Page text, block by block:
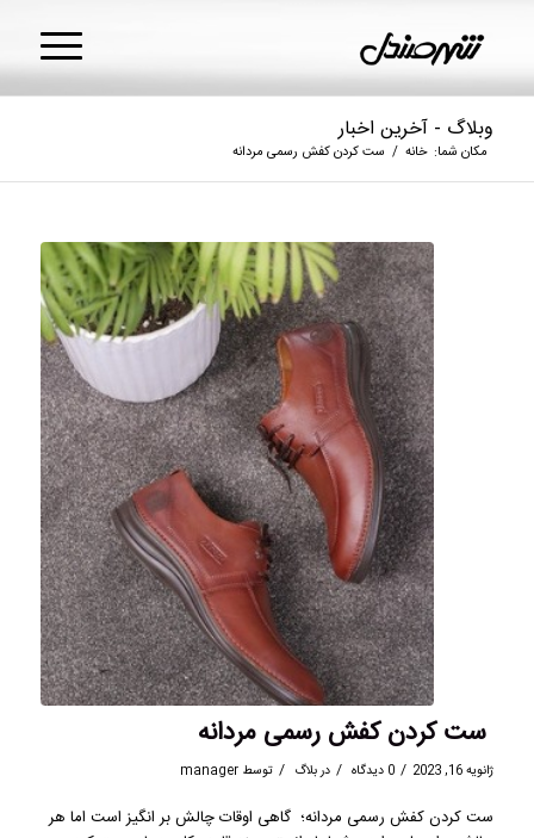
وبلاگ - آخرین اخبار
مکان شما: خانه / ست کردن کفش رسمی مردانه
ست کردن کفش رسمی مردانه
ژانویه 16, 2023 / 0 دیدگاه / دربلاگ / توسط manager
ست کردن کفش رسمی مردانه؛ گاهی اوقات چالش بر انگیز است اما هر